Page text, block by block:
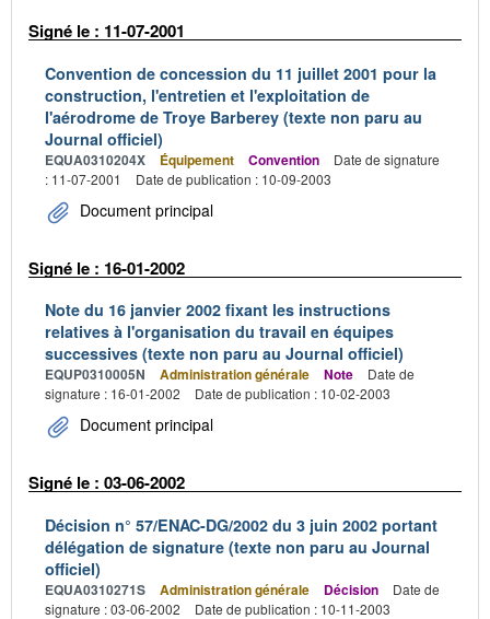
Signé le : 11-07-2001
Convention de concession du 11 juillet 2001 pour la
construction, l'entretien et l'exploitation de
l'aérodrome de Troye Barberey (texte non paru au
Journal officiel)
EQUA0310204X Équipement Convention
Date de signature
: 11-07-2001
Date de publication : 10-09-2003
Document principal
Signé le : 16-01-2002
Note du 16 janvier 2002 fixant les instructions
relatives à l'organisation du travail en équipes
successives (texte non paru au Journal officiel)
EQUP0310005N Administration générale Note
Date de
signature : 16-01-2002
Date de publication : 10-02-2003
Document principal
Signé le : 03-06-2002
Décision n° 57/ENAC-DG/2002 du 3 juin 2002 portant
délégation de signature (texte non paru au Journal
officiel)
EQUA0310271S Administration générale Décision
Date de
signature : 03-06-2002
Date de publication : 10-11-2003